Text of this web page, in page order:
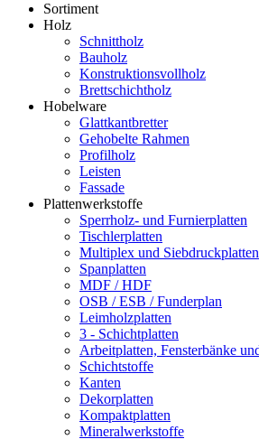
Sortiment
Holz
Schnittholz
Bauholz
Konstruktionsvollholz
Brettschichtholz
Hobelware
Glattkantbretter
Gehobelte Rahmen
Profilholz
Leisten
Fassade
Plattenwerkstoffe
Sperrholz- und Furnierplatten
Tischlerplatten
Multiplex und Siebdruckplatten
Spanplatten
MDF / HDF
OSB / ESB / Funderplan
Leimholzplatten
3 - Schichtplatten
Arbeitplatten, Fensterbänke
Schichtstoffe
Kanten
Dekorplatten
Kompaktplatten
Mineralwerkstoffe